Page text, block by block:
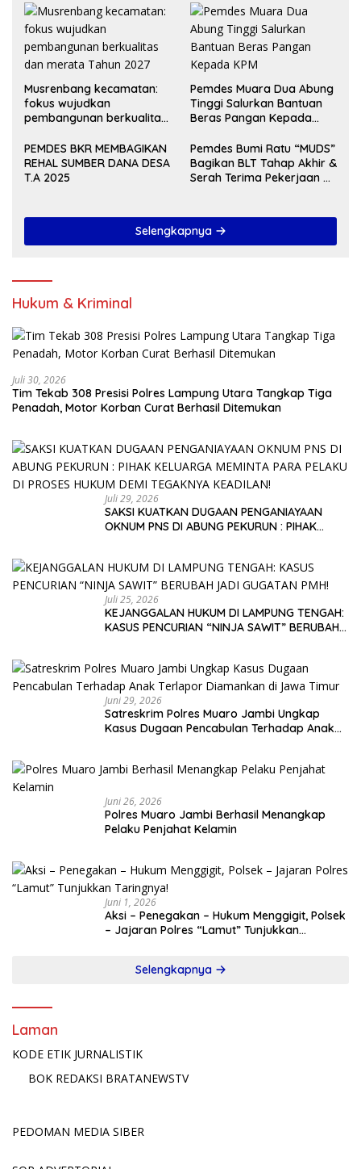
BULAN
Musrenbang kecamatan:
fokus wujudkan
pembangunan berkualitas
Pemdes Muara Dua Abung
Tinggi Salurkan Bantuan
Beras Pangan Kepada
PEMDES BKR MEMBAGIKAN
REHAL SUMBER DANA DESA
T.A 2025
Pemdes Bumi Ratu “MUDS”
Bagikan BLT Tahap Akhir &
Serah Terima Pekerjaan Di
Selengkapnya
Hukum & Kriminal
Juli 30, 2026
Tim Tekab 308 Presisi Polres Lampung Utara Tangkap Tiga
Penadah, Motor Korban Curat Berhasil Ditemukan
Juli 29, 2026
SAKSI KUATKAN DUGAAN PENGANIAYAAN
OKNUM PNS DI ABUNG PEKURUN : PIHAK
Juli 25, 2026
KEJANGGALAN HUKUM DI LAMPUNG TENGAH:
KASUS PENCURIAN “NINJA SAWIT” BERUBAH
Juni 29, 2026
Satreskrim Polres Muaro Jambi Ungkap
Kasus Dugaan Pencabulan Terhadap Anak
Juni 26, 2026
Polres Muaro Jambi Berhasil Menangkap
Pelaku Penjahat Kelamin
Juni 1, 2026
Aksi – Penegakan – Hukum Menggigit, Polsek
– Jajaran Polres “Lamut” Tunjukkan
Selengkapnya
Laman
KODE ETIK JURNALISTIK
BOK REDAKSI BRATANEWSTV
PEDOMAN MEDIA SIBER